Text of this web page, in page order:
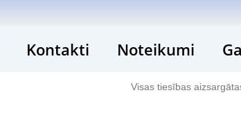
Kontakti Noteikumi
Visas tiesības